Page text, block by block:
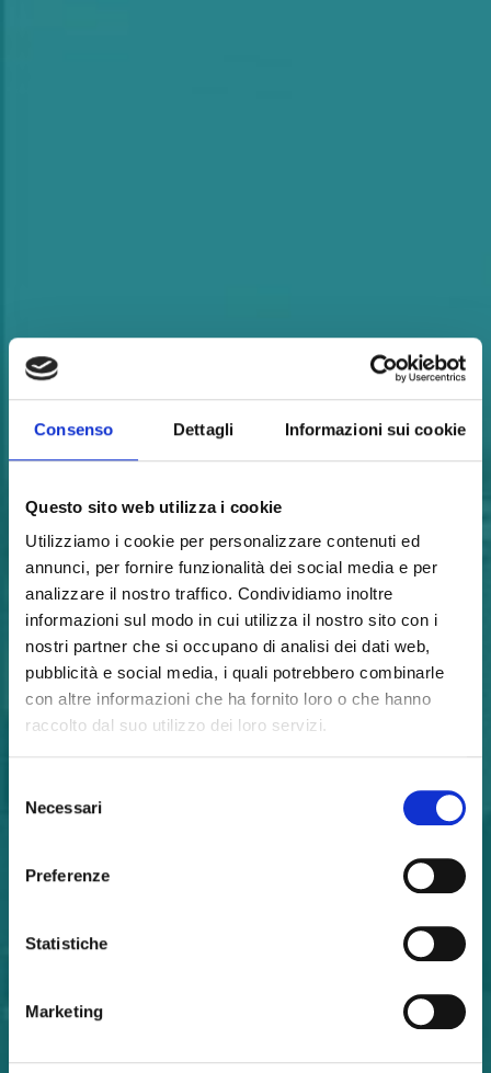
Consenso Dettagli Informazioni sui cookie
Questo sito web utilizza i cookie
Utilizziamo i cookie per personalizzare contenuti ed
annunci, per fornire funzionalità dei social media e per
analizzare il nostro traffico. Condividiamo inoltre
informazioni sul modo in cui utilizza il nostro sito con i
nostri partner che si occupano di analisi dei dati web,
pubblicità e social media, i quali potrebbero combinarle
con altre informazioni che ha fornito loro o che hanno
raccolto dal suo utilizzo dei loro servizi.
delNecessari
Preferenze
Statistiche
Marketing